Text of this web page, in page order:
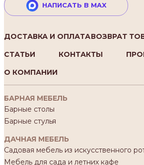
НАПИСАТЬ В MAX
ДОСТАВКА И ОПЛАТАВОЗВРАТ
СТАТЬИ
КОНТАКТЫ
О КОМПАНИИ
БАРНАЯ МЕБЕЛЬ
Барные столы
Барные стулья
ДАЧНАЯ МЕБЕЛЬ
Садовая мебель из искусственного
Мебель для сада и летних кафе